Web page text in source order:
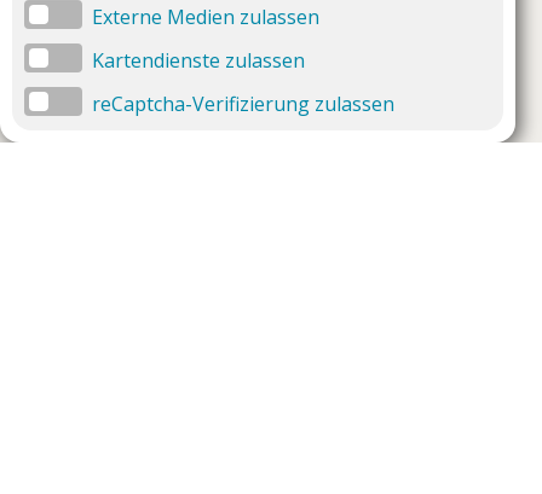
Externe Medien zulassen
Kartendienste zulassen
reCaptcha-Verifizierung zulassen